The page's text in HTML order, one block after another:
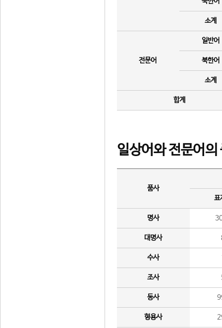
소계
전문어
일반어
북한어
소계
합계
일상어와 전문어의
품사
표
명사
대명사
수사
조사
동사
형용사